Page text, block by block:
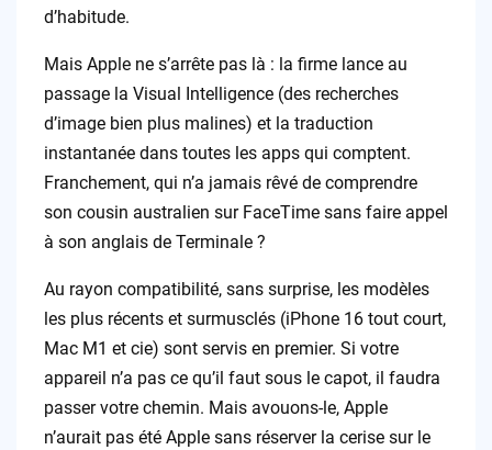
d’habitude.
Mais Apple ne s’arrête pas là : la firme lance au
passage la Visual Intelligence (des recherches
d’image bien plus malines) et la traduction
instantanée dans toutes les apps qui comptent.
Franchement, qui n’a jamais rêvé de comprendre
son cousin australien sur FaceTime sans faire appel
à son anglais de Terminale ?
Au rayon compatibilité, sans surprise, les modèles
les plus récents et surmusclés (iPhone 16 tout court,
Mac M1 et cie) sont servis en premier. Si votre
appareil n’a pas ce qu’il faut sous le capot, il faudra
passer votre chemin. Mais avouons-le, Apple
n’aurait pas été Apple sans réserver la cerise sur le